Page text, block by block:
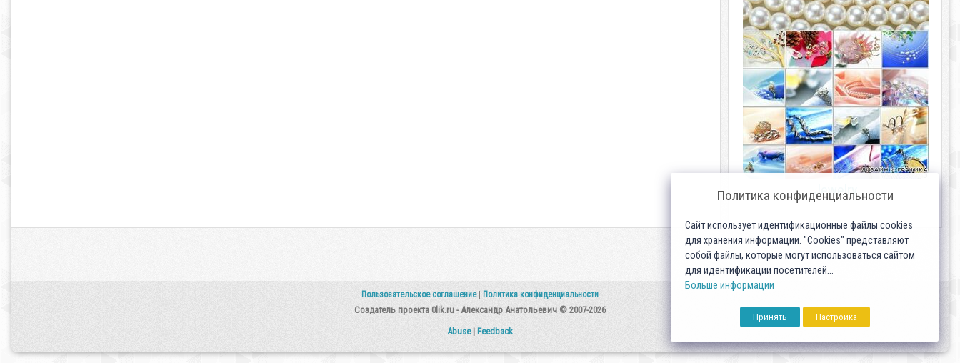
Jewelry
Пользовательское соглашение Политика конфиденциальности
Создатель проекта 0lik.ru - Александр Анатольевич © 2007-2026
Abuse| Feedback
Политика конфиденциальности
Сайт использует идентификационные файлы cookies
для хранения информации. "Cookies" представляют
собой файлы, которые могут использоваться сайтом
для идентификации посетителей...
Больше информации
Принять Настройка